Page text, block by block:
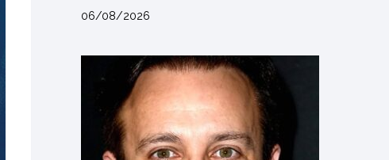
06/08/2026